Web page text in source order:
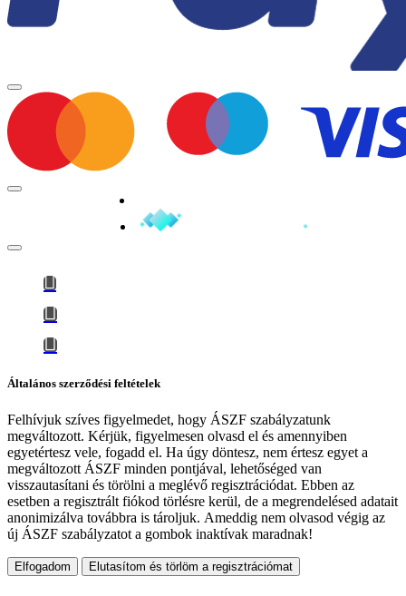
Általános szerződési feltételek
Felhívjuk szíves figyelmedet, hogy ÁSZF szabályzatunk
megváltozott. Kérjük, figyelmesen olvasd el és amennyiben
egyetértesz vele, fogadd el. Ha úgy döntesz, nem értesz egyet a
megváltozott ÁSZF minden pontjával, lehetőséged van
visszautasítani és törölni a meglévő regisztrációdat. Ebben az
esetben a regisztrált fiókod törlésre kerül, de a megrendelésed adatait
anonimizálva továbbra is tároljuk. Ameddig nem olvasod végig az
új ÁSZF szabályzatot a gombok inaktívak maradnak!
Elfogadom Elutasítom és törlöm a regisztrációmat